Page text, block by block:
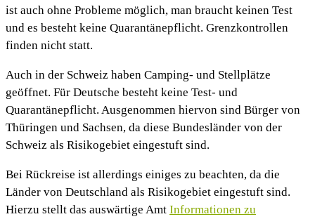
ist auch ohne Probleme möglich, man braucht keinen Test
und es besteht keine Quarantänepflicht. Grenzkontrollen
finden nicht statt.
Auch in der Schweiz haben Camping- und Stellplätze
geöffnet. Für Deutsche besteht keine Test- und
Quarantänepflicht. Ausgenommen hiervon sind Bürger von
Thüringen und Sachsen, da diese Bundesländer von der
Schweiz als Risikogebiet eingestuft sind.
Bei Rückreise ist allerdings einiges zu beachten, da die
Länder von Deutschland als Risikogebiet eingestuft sind.
Hierzu stellt das auswärtige Amt Informationen zu